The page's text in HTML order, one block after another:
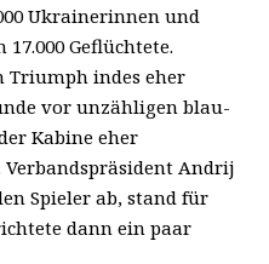
Ukrainerinnen und
Geflüchtete.
Triumph indes eher
vor unzähligen blau-
Kabine eher
Verbandspräsident Andrij
Spieler ab, stand für
dann ein paar